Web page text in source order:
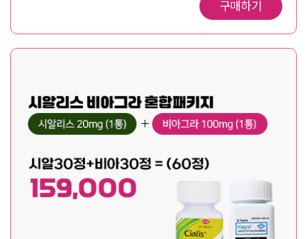
구매하기